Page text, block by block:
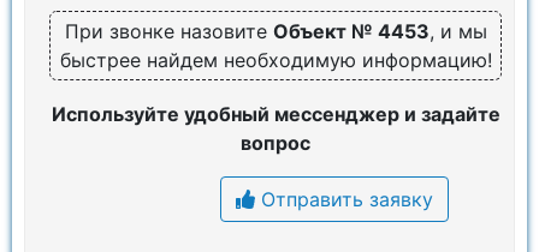
При звонке назовите Объект № 4453, и мы
быстрее найдем необходимую информацию!
Используйте удобный мессенджер и задайте
вопрос
Отправить заявку